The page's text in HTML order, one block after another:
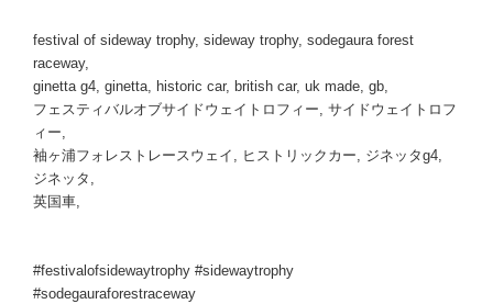
festival of sideway trophy, sideway trophy, sodegaura forest
raceway,
ginetta g4, ginetta, historic car, british car, uk made, gb,
フェスティバルオブサイドウェイトロフィー, サイドウェイトロフ
ィー,
袖ヶ浦フォレストレースウェイ, ヒストリックカー, ジネッタg4,
ジネッタ,
英国車,
#festivalofsidewaytrophy #sidewaytrophy
#sodegauraforestraceway